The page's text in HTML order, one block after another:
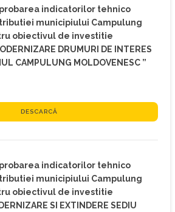
indicatorilor tehnico
municipiului Campulung
obiectivul de investitie
DRUMURI DE INTERES
CAMPULUNG MOLDOVENESC ”
DESCARCĂ
indicatorilor tehnico
municipiului Campulung
obiectivul de investitie
SI EXTINDERE SEDIU